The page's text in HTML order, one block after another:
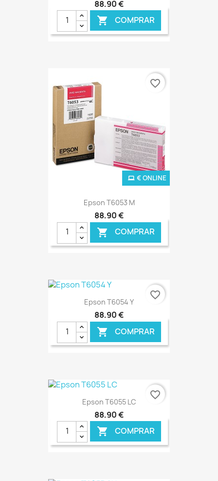
88,90 €
 COMPRAR
Epson T6053 M
88,90 €
 COMPRAR
€ ONLINE
favorite_border
Epson T6054 Y
88,90 €
 COMPRAR
€ ONLINE
favorite_border
Epson T6055 LC
88,90 €
 COMPRAR
favorite_border